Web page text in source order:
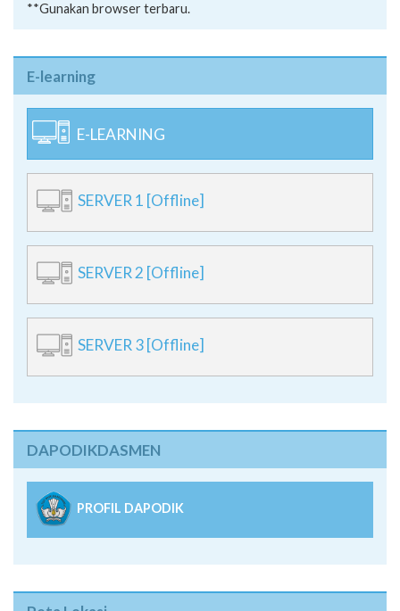
**Gunakan browser terbaru.
E-learning
E-LEARNING
SERVER 1 [Offline]
SERVER 2 [Offline]
SERVER 3 [Offline]
DAPODIKDASMEN
PROFIL DAPODIK